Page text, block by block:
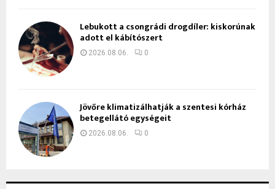
Lebukott a csongrádi drogdíler: kiskorúnak
adott el kábítószert
2026.08.06. 0
Jövőre klimatizálhatják a szentesi kórház
betegellátó egységeit
2026.08.06. 0